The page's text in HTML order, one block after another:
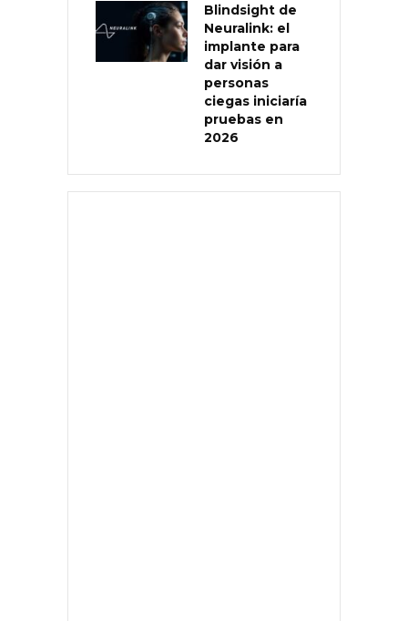
Blindsight de
Neuralink: el
implante para
dar visión a
personas
ciegas iniciaría
pruebas en
2026